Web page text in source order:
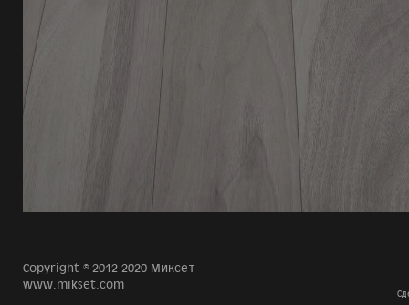
Copyright © 2012-2020 Миксет
www.mikset.com